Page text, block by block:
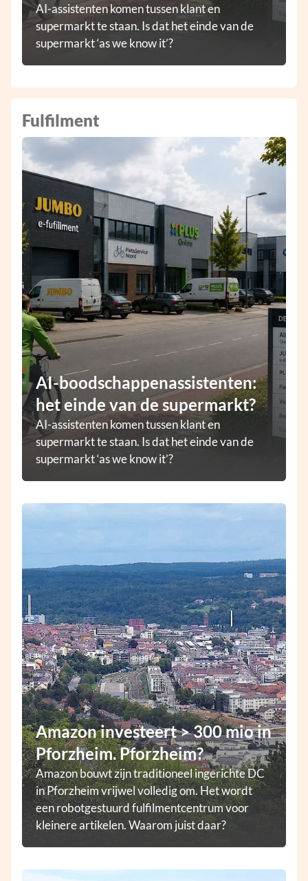
AI-assistenten komen tussen klant en
supermarkt te staan. Is dat het einde van de
supermarkt ‘as we know it’?
Fulfilment
AI-boodschappenassistenten:
het einde van de supermarkt?
AI-assistenten komen tussen klant en
supermarkt te staan. Is dat het einde van de
supermarkt ‘as we know it’?
Amazon investeert > 300 mio in
Pforzheim. Pforzheim?
Amazon bouwt zijn traditioneel ingerichte DC
in Pforzheim vrijwel volledig om. Het wordt
een robotgestuurd fulfilmentcentrum voor
kleinere artikelen. Waarom juist daar?